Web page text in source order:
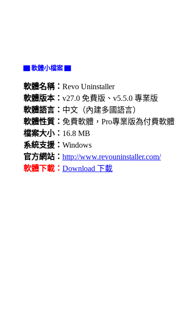
▇ 軟體小檔案 ▇
軟體名稱： Revo Uninstaller
軟體版本： v27.0 免費版、v5.5.0 專業版
軟體語言： 中文（內建多國語言）
軟體性質： 免費軟體，Pro專業版為付費軟體
檔案大小： 16.8 MB
系統支援： Windows
官方網站： http://www.revouninstaller.com/
軟體下載： Download 下載